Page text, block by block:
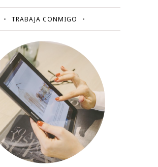
TRABAJA CONMIGO